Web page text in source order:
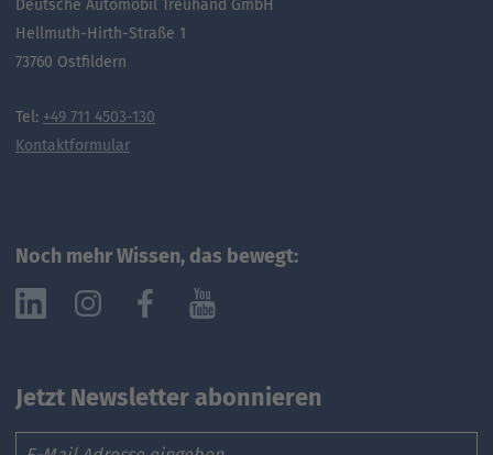
Deutsche Automobil Treuhand GmbH
Hellmuth-Hirth-Straße 1
73760 Ostfildern
Tel: +49 711 4503-130
Kontaktformular
Noch mehr Wissen, das bewegt:
Jetzt Newsletter abonnieren
Email